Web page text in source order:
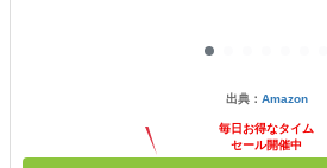
出典： Amazon
毎日お得なタイム
セール開催中